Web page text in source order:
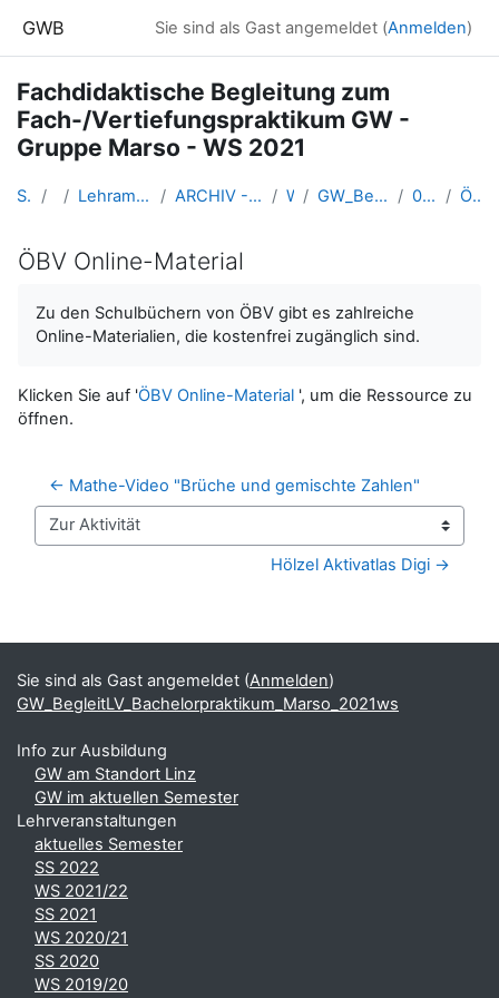
GWB Sie sind als Gast angemeldet (Anmelden)
Fachdidaktische Begleitung zum
Fach-/Vertiefungspraktikum GW -
Gruppe Marso - WS 2021
Startseite Kurse Lehramtsausbildung GW im Cluster Österreich Mitte ARCHIV - Lehrveranstaltungen am Standort Linz - seit 2016 WS 2021/22 GW_BegleitLV_Bachelorpraktikum_Marso_2021ws 06 - FR. 12. Nov. 2021 ÖBV Online-Material
ÖBV Online-Material
Zu den Schulbüchern von ÖBV gibt es zahlreiche
Online-Materialien, die kostenfrei zugänglich sind.
Klicken Sie auf 'ÖBV Online-Material ', um die Ressource zu
öffnen.
← Mathe-Video "Brüche und gemischte Zahlen"
Zur Aktivität
Hölzel Aktivatlas Digi →
Ergänzungsblöcke
Sie sind als Gast angemeldet (Anmelden)
GW_BegleitLV_Bachelorpraktikum_Marso_2021ws
Info zur Ausbildung
GW am Standort Linz
GW im aktuellen Semester
Lehrveranstaltungen
aktuelles Semester
SS 2022
WS 2021/22
SS 2021
WS 2020/21
SS 2020
WS 2019/20